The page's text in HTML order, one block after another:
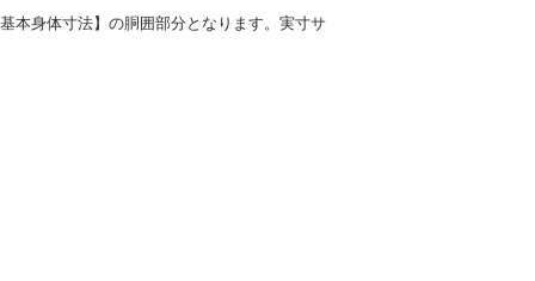
本身体寸法】の胴囲部分となります。実寸サ